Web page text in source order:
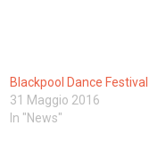
Blackpool Dance Festival
31 Maggio 2016
In "News"